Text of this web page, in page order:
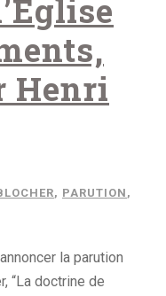
Henri
, PARUTION ,
la parution
“La doctrine de